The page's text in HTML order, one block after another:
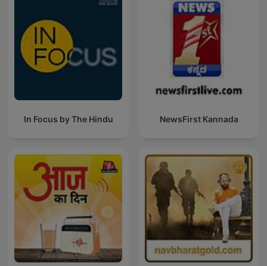
In Focus by The Hindu NewsFirst Kannada